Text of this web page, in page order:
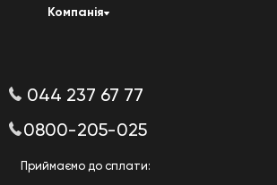
Компанія
044 237 67 77
0800-205-025
Приймаємо до сплати: